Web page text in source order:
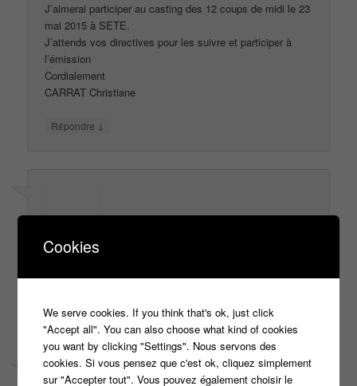
J’aimerai participer au casting des 12 coups de midi le 23
mai 2015 à SETE.
J’attends vos directives pour les suivre et participer à
l’émission
Cordialement
CARRAT Christiane
Répondre ↓
Le26 juin 2015 à 19 h 24 min
Cookies
We serve cookies. If you think that's ok, just click
"Accept all". You can also choose what kind of cookies
you want by clicking "Settings". Nous servons des
cookies. Si vous pensez que c'est ok, cliquez simplement
sur "Accepter tout". Vous pouvez également choisir le